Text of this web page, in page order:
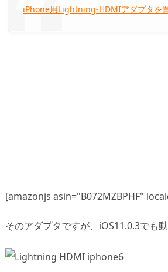
iPhone用Lightning-HDMIアダプタを
[amazonjs asin="B072MZBPHF"
そのアダプタですが、iOS11.0.3でも動